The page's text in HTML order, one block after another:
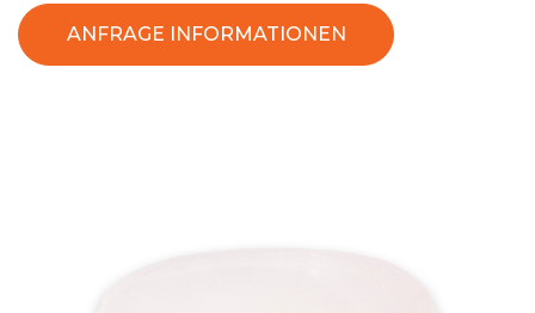
ANFRAGE INFORMATIONEN